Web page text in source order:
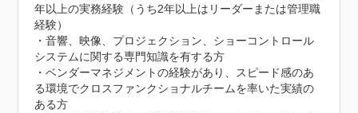
年以上の実務経験（うち2年以上はリーダーまたは管理職
経験）
・音響、映像、プロジェクション、ショーコントロール
システムに関する専門知識を有する方
・ベンダーマネジメントの経験があり、スピード感のあ
る環境でクロスファンクショナルチームを率いた実績の
ある方